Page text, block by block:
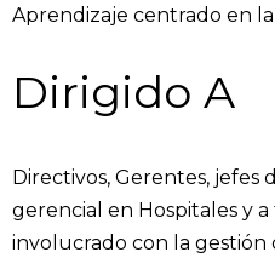
Aprendizaje centrado en
Dirigido A
Directivos, Gerentes, jefes
gerencial en Hospitales y
involucrado con la gestión